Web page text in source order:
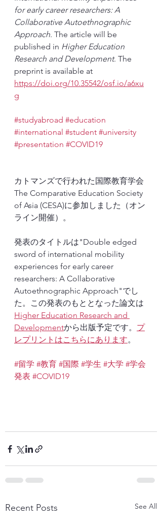
for early career researchers: A
Collaborative Autoethnographic
Approach. The article will be
published in Higher Education
Research and Development. The
preprint is available at
https://doi.org/10.35542/osf.io/a6xu
g
#studyabroad #education
#international #student #university
#presentation #COVID19
カトマンズで行われた国際教育学会
The Comparative Education Society
of Asia (CESA)に参加しました（オン
ライン開催）。
発表のタイトルは"Double edged
sword of international mobility
experiences for early career
researchers: A Collaborative
Autoethnographic Approach"でし
た。この発表のもととなった論文は
Higher Education Research and
Developmentから出版予定です。 プ
レプリントはこちらにあります。
#留学 #教育 #国際 #学生 #大学 #学会
発表 #COVID19
Recent Posts See All